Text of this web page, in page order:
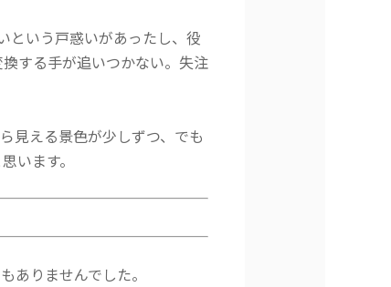
という戸惑いがあったし、役
する手が追いつかない。失注
見える景色が少しずつ、でも
います。
ありませんでした。